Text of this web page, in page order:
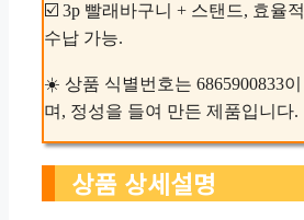
☑️ 3p 빨래바구니 + 스탠드, 효율적
수납 가능.
☀️ 상품 식별번호는 6865900833이
며, 정성을 들여 만든 제품입니다.
상품 상세설명